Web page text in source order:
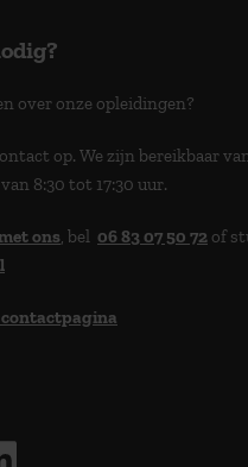
over onze opleidingen?
op. We zijn bereikbaar
8:30 tot 17:30 uur.
ons, bel 06 83 07 50 72 of
contactpagina